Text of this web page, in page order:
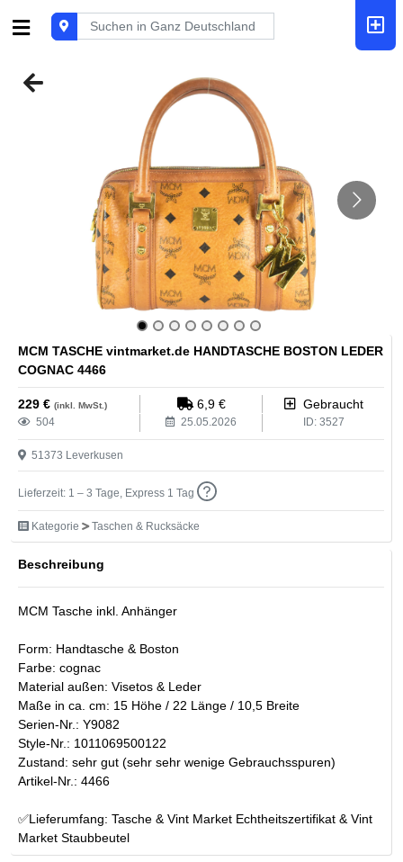
MCM TASCHE vintmarket.de HANDTASCHE BOSTON LEDER
COGNAC 4466
229 € (inkl. MwSt.) 6,9€ Gebraucht
504 25.05.2026 ID: 3527
51373 Leverkusen
Lieferzeit: 1 – 3 Tage, Express 1 Tag
Kategorie Taschen & Rucksäcke
Beschreibung
MCM Tasche inkl. Anhänger
Form: Handtasche & Boston
Farbe: cognac
Material außen: Visetos & Leder
Maße in ca. cm: 15 Höhe / 22 Länge / 10,5 Breite
Serien-Nr.: Y9082
Style-Nr.: 1011069500122
Zustand: sehr gut (sehr sehr wenige Gebrauchsspuren)
Artikel-Nr.: 4466
✅Lieferumfang: Tasche & Vint Market Echtheitszertifikat & Vint
Market Staubbeutel